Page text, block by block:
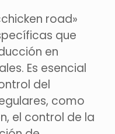
road»
que
en
Es esencial
del
como
el control de la